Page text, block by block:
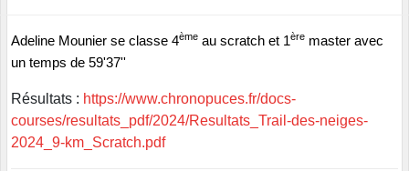
Adeline Mounier se classe 4ème au scratch et 1ère master avec
un temps de 59'37''
Résultats : https://www.chronopuces.fr/docs-
courses/resultats_pdf/2024/Resultats_Trail-des-neiges-
2024_9-km_Scratch.pdf